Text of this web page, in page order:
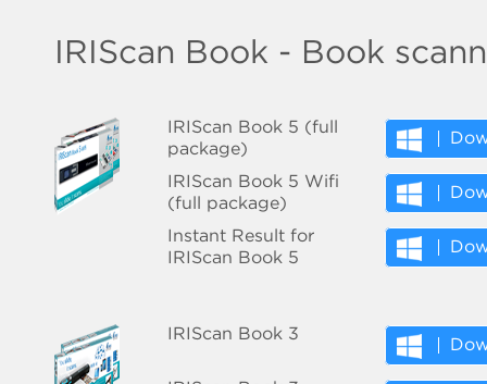
IRIScan Book - Book
IRIScan Book 5 (full
package)
IRIScan Book 5 Wifi
(full package)
Instant Result for
IRIScan Book 5
IRIScan Book 3